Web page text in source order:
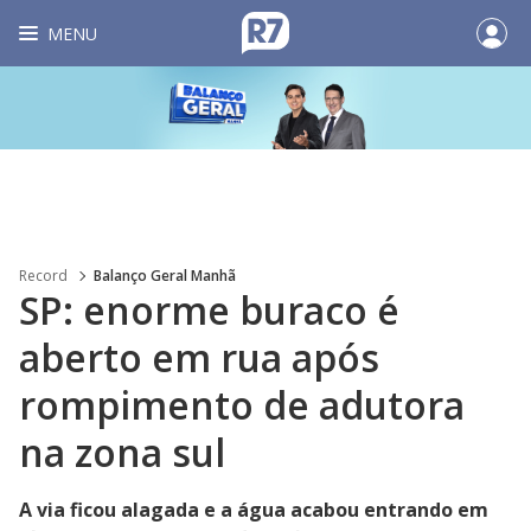
MENU
Record Balanço Geral Manhã
SP: enorme buraco é
aberto em rua após
rompimento de adutora
na zona sul
A via ficou alagada e a água acabou entrando em